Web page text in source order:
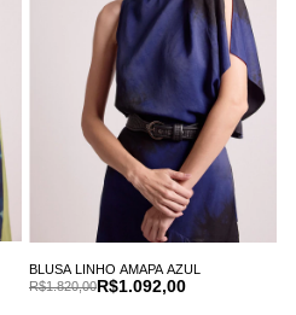
BLUSA LINHO AMAPA AZUL
R$1.092,00
R$1.820,00